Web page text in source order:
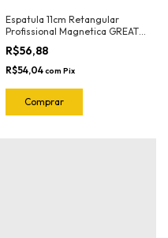
Espatula 11cm Retangular
Profissional Magnetica GREAT
(Verde-Flexivel) 3112 Joker
R$56,88
R$54,04com Pix